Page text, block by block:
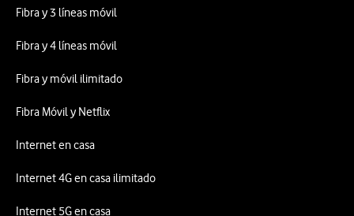
Fibra y 3 líneas móvil
Fibra y 4 líneas móvil
Fibra y móvil ilimitado
Fibra Móvil y Netflix
Internet en casa
Internet 4G en casa ilimitado
Internet 5G en casa